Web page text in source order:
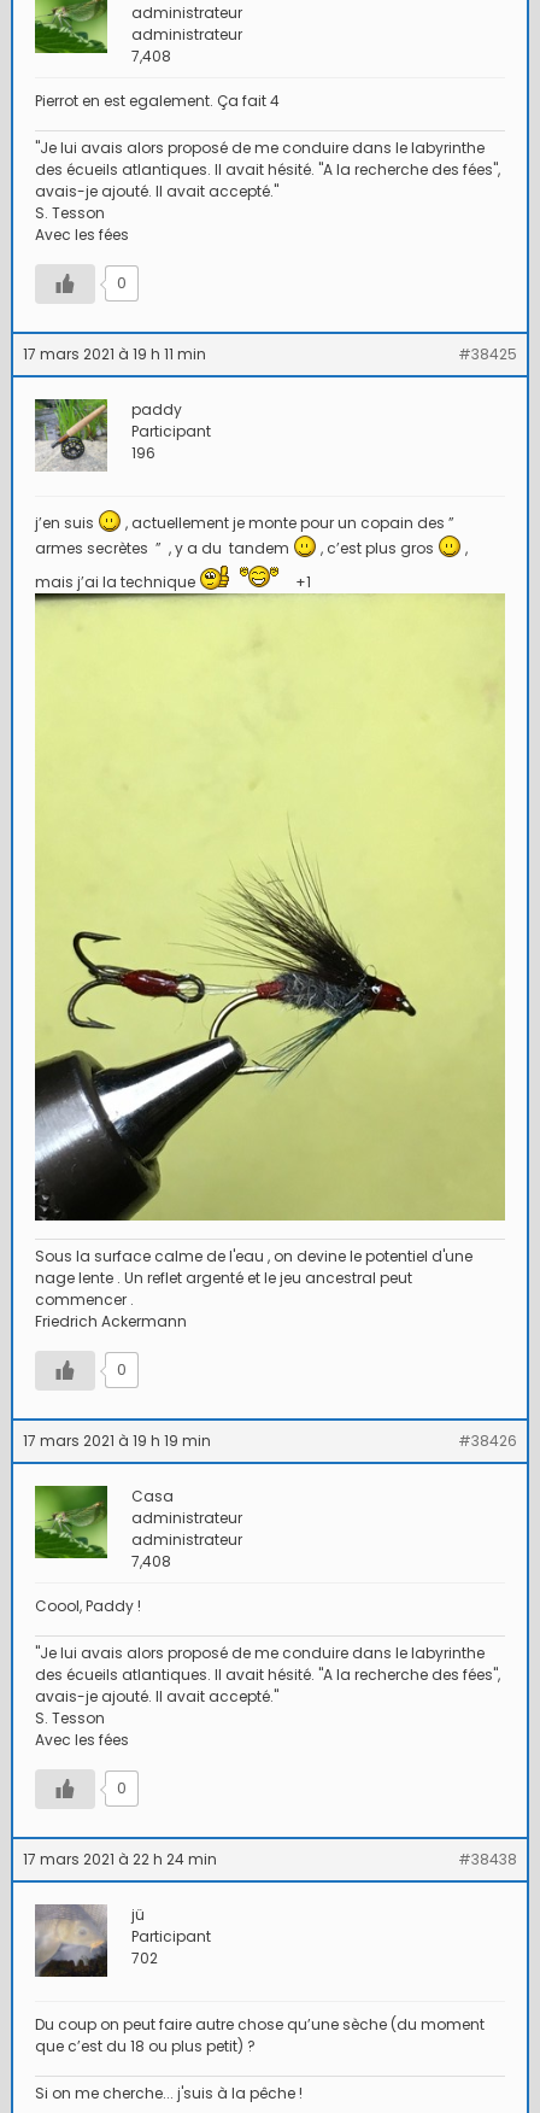
administrateur
administrateur
7,408
Pierrot en est egalement. Ça fait 4
"Je lui avais alors proposé de me conduire dans le labyrinthe
des écueils atlantiques. Il avait hésité. "A la recherche des fées",
avais-je ajouté. Il avait accepté."
S. Tesson
Avec les fées
0
17 mars 2021 à 19 h 11 min #38425
paddy
Participant
196
j’en suis
, actuellement je monte pour un copain des ”
armes secrètes ” , y a du tandem
, c’est plus gros
,
mais j’ai la technique
+1
Sous la surface calme de l'eau , on devine le potentiel d'une
nage lente . Un reflet argenté et le jeu ancestral peut
commencer .
Friedrich Ackermann
0
17 mars 2021 à 19 h 19 min #38426
Casa
administrateur
administrateur
7,408
Coool, Paddy !
"Je lui avais alors proposé de me conduire dans le labyrinthe
des écueils atlantiques. Il avait hésité. "A la recherche des fées",
avais-je ajouté. Il avait accepté."
S. Tesson
Avec les fées
0
17 mars 2021 à 22 h 24 min #38438
jü
Participant
702
Du coup on peut faire autre chose qu’une sèche (du moment
que c’est du 18 ou plus petit) ?
Si on me cherche... j'suis à la pêche !